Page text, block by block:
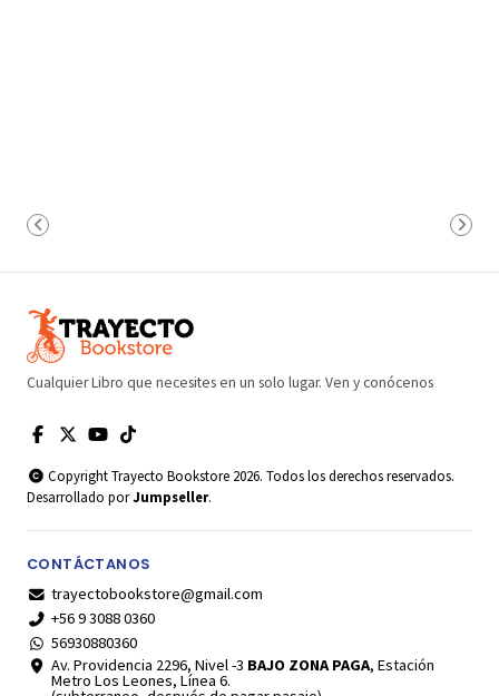
Cualquier Libro que necesites en un solo lugar. Ven y conócenos
Copyright Trayecto Bookstore 2026. Todos los derechos reservados.
Desarrollado porJumpseller.
CONTÁCTANOS
trayectobookstore@gmail.com
+56 9 3088 0360
56930880360
Av. Providencia 2296, Nivel -3 BAJO ZONA PAGA, Estación
Metro Los Leones, Línea 6.